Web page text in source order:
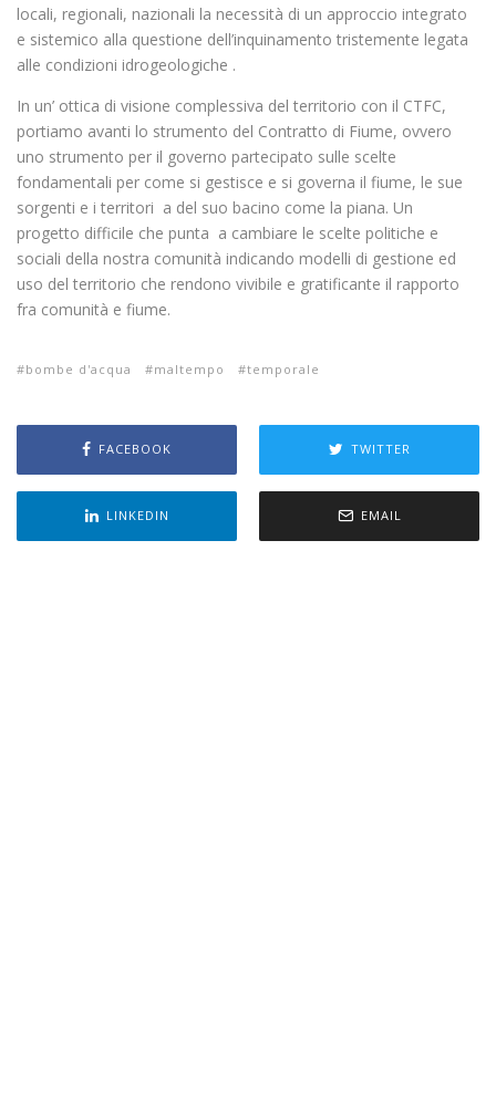
locali, regionali, nazionali la necessità di un approccio integrato
e sistemico alla questione dell’inquinamento tristemente legata
alle condizioni idrogeologiche .
In un’ ottica di visione complessiva del territorio con il CTFC,
portiamo avanti lo strumento del Contratto di Fiume, ovvero
uno strumento per il governo partecipato sulle scelte
fondamentali per come si gestisce e si governa il fiume, le sue
sorgenti e i territori a del suo bacino come la piana. Un
progetto difficile che punta a cambiare le scelte politiche e
sociali della nostra comunità indicando modelli di gestione ed
uso del territorio che rendono vivibile e gratificante il rapporto
fra comunità e fiume.
bombe d'acqua maltempo temporale
FACEBOOK TWITTER
LINKEDIN EMAIL